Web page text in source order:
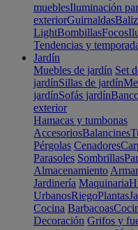
mueblesIluminación
exteriorGuirnaldas
LightBombillasFocos
Tendencias y
Jardín
Muebles de jardín Set
jardínSillas de jardín
jardínSofás jardín
exterior
Hamacas y tumbonas
AccesoriosBalancines
Pérgolas Cenadores
Parasoles Sombrillas
Almacenamiento
Jardinería Maquinaria
UrbanosRiegoPlantas
Cocina Barbacoas
Decoración Grifos y